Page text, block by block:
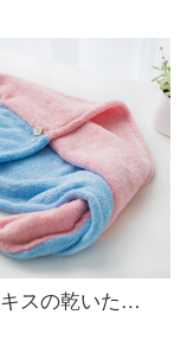
ソフトキスの乾いた髪タオルを拭いて、髪の毛を水で洗って、シャワーキャップを巻いて、髪を長くします。女性の乾燥帽は薄いです。28*65 cmです。